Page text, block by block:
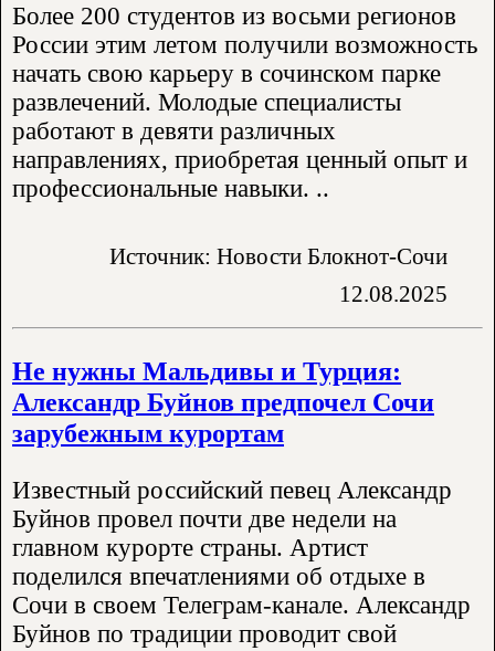
Более 200 студентов из восьми регионов
России этим летом получили возможность
начать свою карьеру в сочинском парке
развлечений. Молодые специалисты
работают в девяти различных
направлениях, приобретая ценный опыт и
профессиональные навыки. ..
Источник: Новости Блокнот-Сочи
12.08.2025
Не нужны Мальдивы и Турция:
Александр Буйнов предпочел Сочи
зарубежным курортам
Известный российский певец Александр
Буйнов провел почти две недели на
главном курорте страны. Артист
поделился впечатлениями об отдыхе в
Сочи в своем Телеграм-канале. Александр
Буйнов по традиции проводит свой